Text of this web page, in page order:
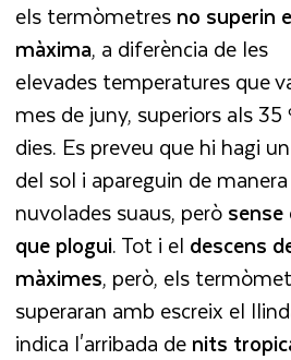
els termòmetresno superin
màxima, a diferència de les
elevades temperatures que
mes de juny, superiors als
dies. Es preveu que hi hagi
del sol i apareguin de
nuvolades suaus, però
que plogui. Tot i el descens
màximes, però, els
superaran amb escreix el
indica l'arribada denits